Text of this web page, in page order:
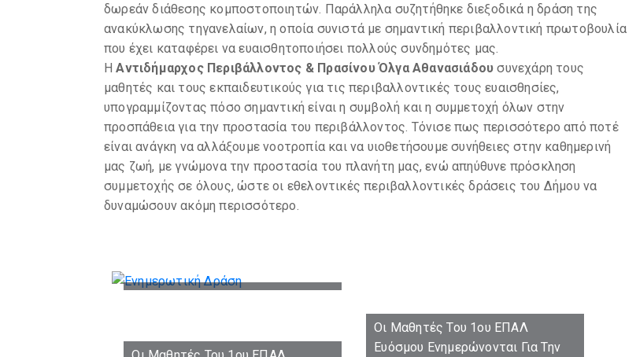
δωρεάν διάθεσης κομποστοποιητών. Παράλληλα συζητήθηκε διεξοδικά η δράση της
ανακύκλωσης τηγανελαίων, η οποία συνιστά με σημαντική περιβαλλοντική πρωτοβουλία
που έχει καταφέρει να ευαισθητοποιήσει πολλούς συνδημότες μας.
ΗΑντιδήμαρχος Περιβάλλοντος & Πρασίνου Όλγα Αθανασιάδου συνεχάρη τους
μαθητές και τους εκπαιδευτικούς για τις περιβαλλοντικές τους ευαισθησίες,
υπογραμμίζοντας πόσο σημαντική είναι η συμβολή και η συμμετοχή όλων στην
προσπάθεια για την προστασία του περιβάλλοντος. Τόνισε πως περισσότερο από ποτέ
είναι ανάγκη να αλλάξουμε νοοτροπία και να υιοθετήσουμε συνήθειες στην καθημερινή
μας ζωή, με γνώμονα την προστασία του πλανήτη μας, ενώ απηύθυνε πρόσκληση
συμμετοχής σε όλους, ώστε οι εθελοντικές περιβαλλοντικές δράσεις του Δήμου να
δυναμώσουν ακόμη περισσότερο.
Οι Μαθητές Του 1ου ΕΠΑΛ
Περιβαλλοντικές Δράσεις Του